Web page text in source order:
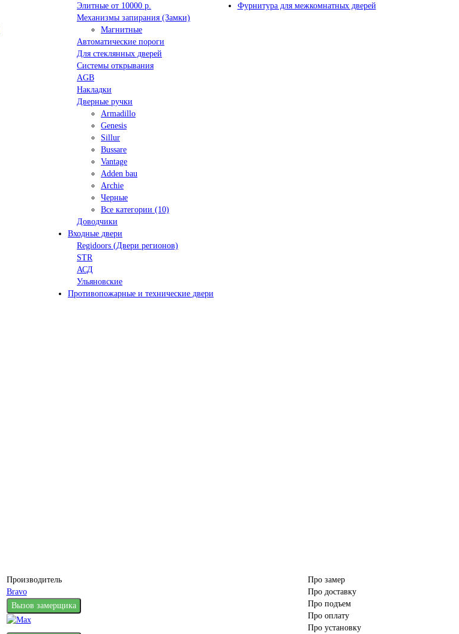
Элитные от 10000 р.
Фурнитура для межкомнатных дверей
Механизмы запирания (Замки)
Магнитные
Автоматические пороги
Для стеклянных дверей
Системы открывания
AGB
Накладки
Дверные ручки
Armadillo
Genesis
Sillur
Bussare
Vantage
Adden bau
Archie
Черные
Все категории (10)
Доводчики
Входные двери
Regidoors (Двери регионов)
STR
АСД
Ульяновские
Противопожарные и технические двери
Производитель
Bravo
Вызов замерщика
Про замер
Про доставку
Про подъем
Про оплату
Про установку